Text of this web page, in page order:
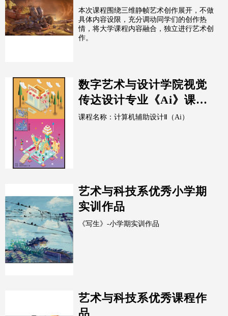
指导老师：柳聪
本次课程围绕三维静帧艺术创作展开，不做
具体内容设限，充分调动同学们的创作热
情，将大学课程内容融合，独立进行艺术创
作。
数字艺术与设计学院视觉
传达设计专业《Ai》课程
阶段性作业展示
课程名称：计算机辅助设计Ⅱ（Ai）
艺术与科技系优秀小学期
实训作品
《写生》-小学期实训作品
艺术与科技系优秀课程作
品